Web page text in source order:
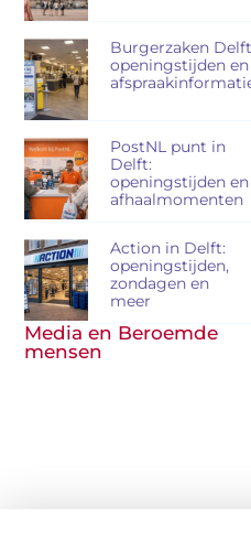
Burgerzaken Delft:
openingstijden en
afspraakinformatie
PostNL punt in
Delft:
openingstijden en
afhaalmomenten
Action in Delft:
openingstijden,
zondagen en
meer
Media en Beroemde
mensen